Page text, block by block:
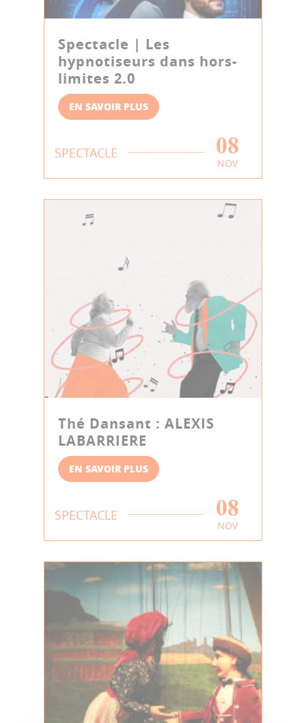
Spectacle | Les
hypnotiseurs dans hors-
limites 2.0
EN SAVOIR PLUS
SPECTACLE 08
NOV
Thé Dansant : ALEXIS
LABARRIERE
EN SAVOIR PLUS
SPECTACLE 08
NOV